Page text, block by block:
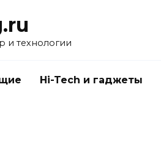
и технологии
Hi-Tech и гаджеты